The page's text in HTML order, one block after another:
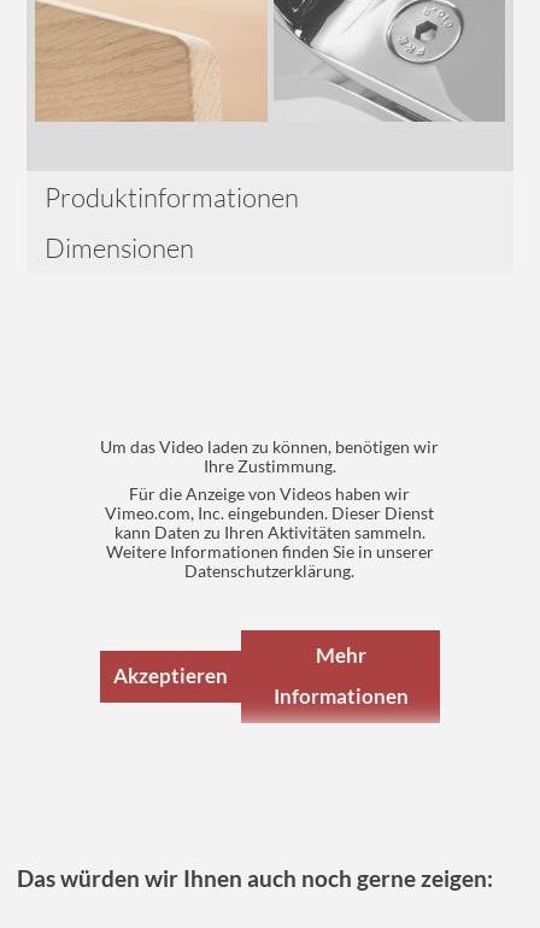
Produktinformationen
Dimensionen
Um das Video laden zu können, benötigen wir
Ihre Zustimmung.
Für die Anzeige von Videos haben wir
Vimeo.com, Inc. eingebunden. Dieser Dienst
kann Daten zu Ihren Aktivitäten sammeln.
Weitere Informationen finden Sie in unserer
Datenschutzerklärung.
Akzeptieren
Mehr
Informationen
Das würden wir Ihnen auch noch gerne zeigen: